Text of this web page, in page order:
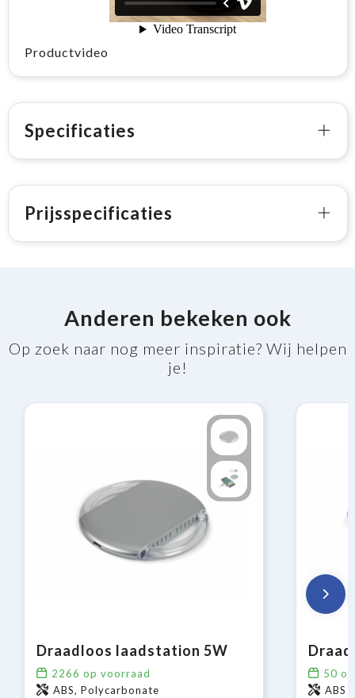
Productvideo
Specificaties
Prijsspecificaties
Anderen bekeken ook
Op zoek naar nog meer inspiratie? Wij helpen
je!
Draadloos laadstation 5W
2266 op voorraad
ABS, Polycarbonate
50
ABS